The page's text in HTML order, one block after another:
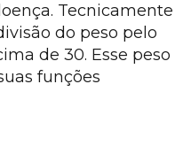
Tecnicamente
do peso pelo
de 30. Esse peso
funções